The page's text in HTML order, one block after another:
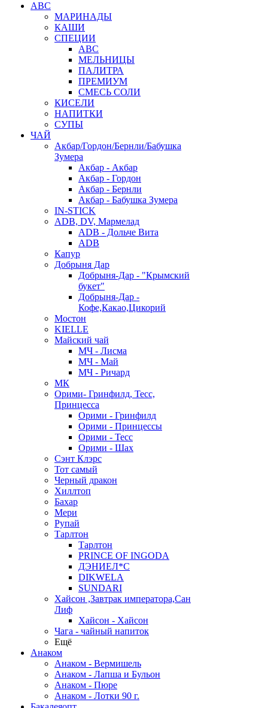
АВС
МАРИНАДЫ
КАШИ
СПЕЦИИ
АВС
МЕЛЬНИЦЫ
ПАЛИТРА
ПРЕМИУМ
СМЕСЬ СОЛИ
КИСЕЛИ
НАПИТКИ
СУПЫ
ЧАЙ
Акбар/Гордон/Бернли/Бабушка
Зумера
Акбар - Акбар
Акбар - Гордон
Акбар - Бернли
Акбар - Бабушка Зумера
IN-STICK
ADB, DV, Мармелад
ADB - Дольче Вита
ADB
Капур
Добрыня Дар
Добрыня-Дар - "Крымский
букет"
Добрыня-Дар -
Кофе,Какао,Цикорий
Мостон
KIELLE
Майский чай
МЧ - Лисма
МЧ - Май
МЧ - Ричард
МК
Орими- Гринфилд, Тесс,
Принцесса
Орими - Гринфилд
Орими - Принцессы
Орими - Тесс
Орими - Шах
Сэнт Клэрс
Тот самый
Черный дракон
Хиллтоп
Бахар
Мери
Рупай
Тарлтон
Тарлтон
PRINCE OF INGODA
ДЭНИЕЛ*С
DIKWELA
SUNDARI
Хайсон ,Завтрак императора,Сан
Лиф
Хайсон - Хайсон
Чага - чайный напиток
Ещё
Анаком
Анаком - Вермишель
Анаком - Лапша и Бульон
Анаком - Пюре
Анаком - Лотки 90 г.